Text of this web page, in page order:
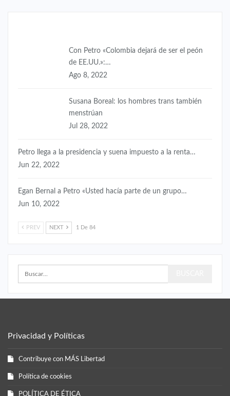
Con Petro «Colombia dejará de ser el peón
de EE.UU.»:…
Ago 8, 2022
Susana Boreal: los hombres trans también
menstrúan
Jul 28, 2022
Petro llega a la presidencia y suena impuesto a la renta…
Jun 22, 2022
Egan Bernal a Petro «Usted hacía parte de un grupo…
Jun 10, 2022
PREV NEXT 1 De 84
Privacidad y Políticas
Contribuye con MÁS Libertad
Política de cookies
POLÍTICA DE ÉTICA